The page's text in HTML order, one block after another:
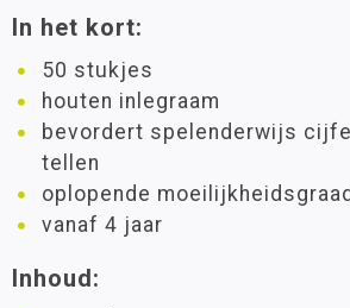
In het kort:
50 stukjes
houten inlegraam
bevordert spelenderwijs
tellen
oplopende moeilijkheidsgraad
vanaf 4 jaar
Inhoud: